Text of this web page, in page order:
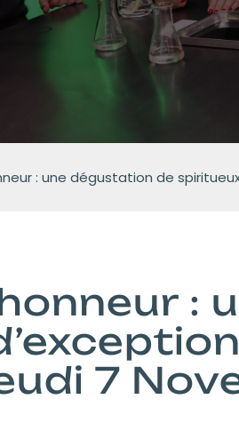
: une dégustation de
:
7